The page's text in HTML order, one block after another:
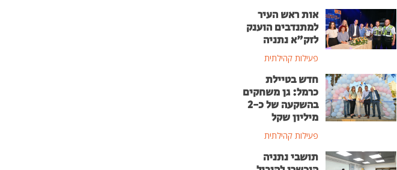
אות ראש העיר
למתנדבים הוענק
לזק"א נתניה
פעילות קהילתית
חדש בטיילת
כרמל: גן משחקים
בהשקעה של כ-2
מיליון שקל
פעילות קהילתית
תושבי נתניה